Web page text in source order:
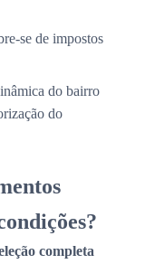
se de impostos
do bairro
do
completa